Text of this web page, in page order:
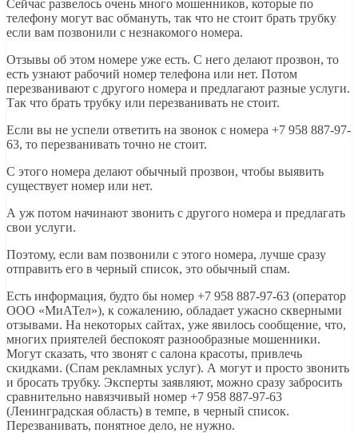
Сейчас развелось очень много мошенников, которые по
телефону могут вас обмануть, так что не стоит брать трубку
если вам позвонили с незнакомого номера.
Отзывы об этом номере уже есть. С него делают прозвон, то
есть узнают рабочий номер телефона или нет. Потом
перезванивают с другого номера и предлагают разные услуги.
Так что брать трубку или перезванивать не стоит.
Если вы не успели ответить на звонок с номера +7 958 887-97-
63, то перезванивать точно не стоит.
С этого номера делают обычный прозвон, чтобы выявить
существует номер или нет.
А уж потом начинают звонить с другого номера и предлагать
свои услуги.
Поэтому, если вам позвонили с этого номера, лучше сразу
отправить его в черный список, это обычный спам.
Есть информация, будто бы номер +7 958 887-97-63 (оператор
ООО «МиАТел»), к сожалению, обладает ужасно скверными
отзывами. На некоторых сайтах, уже явилось сообщение, что,
многих приятелей беспокоят разнообразные мошенники.
Могут сказать, что звонят с салона красоты, привлечь
скидками. (Спам рекламных услуг). А могут и просто звонить
и бросать трубку. Эксперты заявляют, можно сразу забросить
сравнительно навязчивый номер +7 958 887-97-63
(Ленинградская область) в темпе, в черный список.
Перезванивать, понятное дело, не нужно.